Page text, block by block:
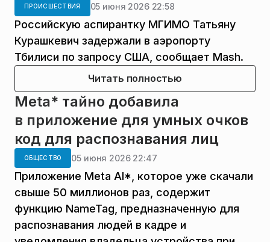
ПРОИСШЕСТВИЯ 05 июня 2026 22:58
Российскую аспирантку МГИМО Татьяну
Курашкевич задержали в аэропорту
Тбилиси по запросу США, сообщает Mash.
Читать полностью
Meta* тайно добавила
в приложение для умных очков
код для распознавания лиц
ОБЩЕСТВО 05 июня 2026 22:47
Приложение Meta AI*, которое уже скачали
свыше 50 миллионов раз, содержит
функцию NameTag, предназначенную для
распознавания людей в кадре и